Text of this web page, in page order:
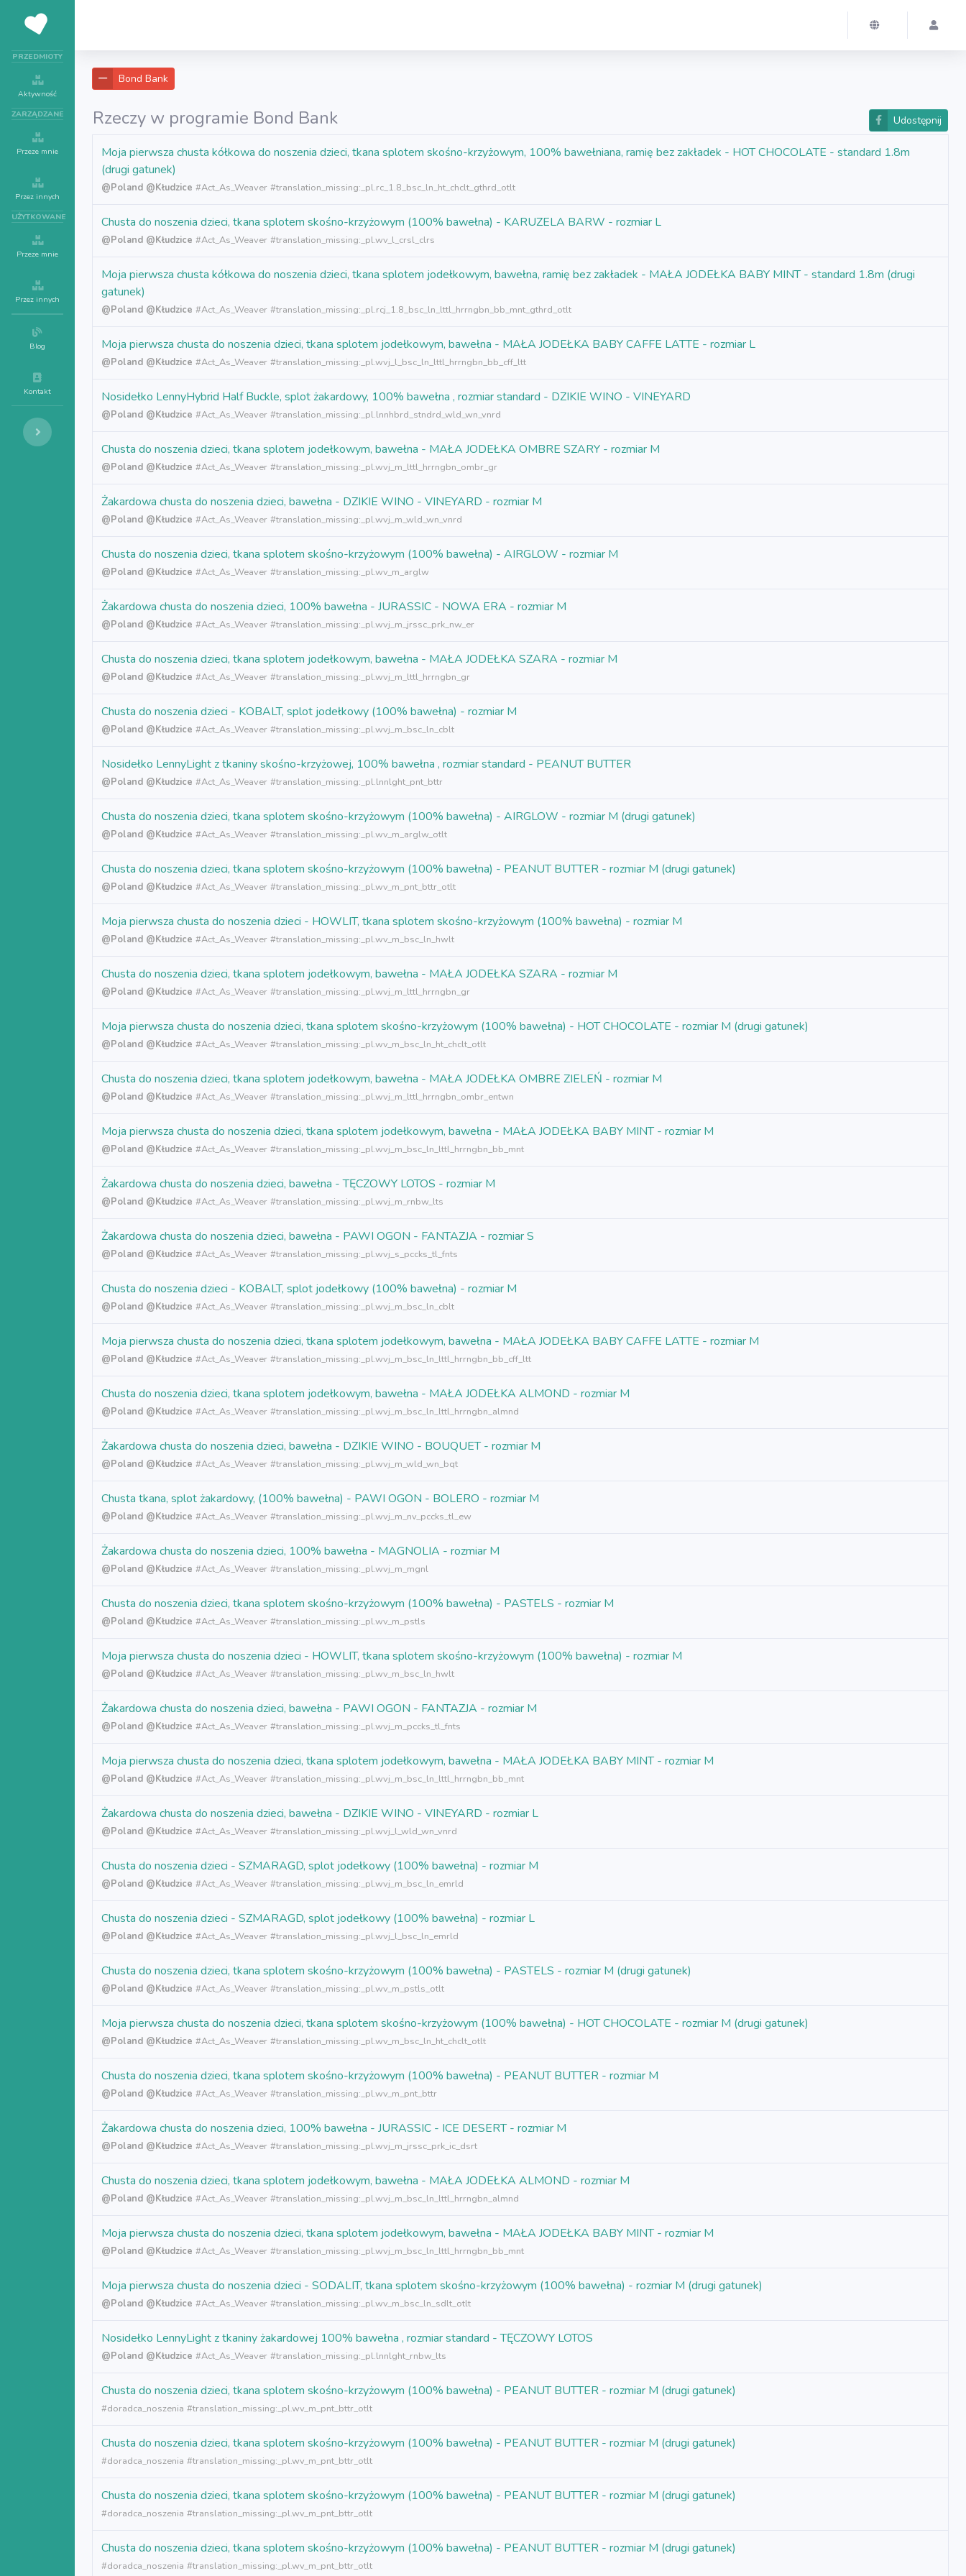
PRZEDMIOTY
Aktywność
ZARZĄDZANE
Przeze mnie
Przez innych
UŻYTKOWANE
Przeze mnie
Przez innych
Blog
Kontakt
Bond Bank
Rzeczy w programie Bond Bank Udostępnij
Moja pierwsza chusta kółkowa do noszenia dzieci, tkana splotem skośno-krzyżowym, 100% bawełniana, ramię bez zakładek - HOT CHOCOLATE - standard 1.8m
(drugi gatunek)
@Poland @Kłudzice #Act_As_Weaver #translation_missing:_pl.rc_1.8_bsc_ln_ht_chclt_gthrd_otlt
Chusta do noszenia dzieci, tkana splotem skośno-krzyżowym (100% bawełna) - KARUZELA BARW - rozmiar L
@Poland @Kłudzice #Act_As_Weaver #translation_missing:_pl.wv_l_crsl_clrs
Moja pierwsza chusta kółkowa do noszenia dzieci, tkana splotem jodełkowym, bawełna, ramię bez zakładek - MAŁA JODEŁKA BABY MINT - standard 1.8m (drugi
gatunek)
@Poland @Kłudzice #Act_As_Weaver #translation_missing:_pl.rcj_1.8_bsc_ln_lttl_hrrngbn_bb_mnt_gthrd_otlt
Moja pierwsza chusta do noszenia dzieci, tkana splotem jodełkowym, bawełna - MAŁA JODEŁKA BABY CAFFE LATTE - rozmiar L
@Poland @Kłudzice #Act_As_Weaver #translation_missing:_pl.wvj_l_bsc_ln_lttl_hrrngbn_bb_cff_ltt
Nosidełko LennyHybrid Half Buckle, splot żakardowy, 100% bawełna , rozmiar standard - DZIKIE WINO - VINEYARD
@Poland @Kłudzice #Act_As_Weaver #translation_missing:_pl.lnnhbrd_stndrd_wld_wn_vnrd
Chusta do noszenia dzieci, tkana splotem jodełkowym, bawełna - MAŁA JODEŁKA OMBRE SZARY - rozmiar M
@Poland @Kłudzice #Act_As_Weaver #translation_missing:_pl.wvj_m_lttl_hrrngbn_ombr_gr
Żakardowa chusta do noszenia dzieci, bawełna - DZIKIE WINO - VINEYARD - rozmiar M
@Poland @Kłudzice #Act_As_Weaver #translation_missing:_pl.wvj_m_wld_wn_vnrd
Chusta do noszenia dzieci, tkana splotem skośno-krzyżowym (100% bawełna) - AIRGLOW - rozmiar M
@Poland @Kłudzice #Act_As_Weaver #translation_missing:_pl.wv_m_arglw
Żakardowa chusta do noszenia dzieci, 100% bawełna - JURASSIC - NOWA ERA - rozmiar M
@Poland @Kłudzice #Act_As_Weaver #translation_missing:_pl.wvj_m_jrssc_prk_nw_er
Chusta do noszenia dzieci, tkana splotem jodełkowym, bawełna - MAŁA JODEŁKA SZARA - rozmiar M
@Poland @Kłudzice #Act_As_Weaver #translation_missing:_pl.wvj_m_lttl_hrrngbn_gr
Chusta do noszenia dzieci - KOBALT, splot jodełkowy (100% bawełna) - rozmiar M
@Poland @Kłudzice #Act_As_Weaver #translation_missing:_pl.wvj_m_bsc_ln_cblt
Nosidełko LennyLight z tkaniny skośno-krzyżowej, 100% bawełna , rozmiar standard - PEANUT BUTTER
@Poland @Kłudzice #Act_As_Weaver #translation_missing:_pl.lnnlght_pnt_bttr
Chusta do noszenia dzieci, tkana splotem skośno-krzyżowym (100% bawełna) - AIRGLOW - rozmiar M (drugi gatunek)
@Poland @Kłudzice #Act_As_Weaver #translation_missing:_pl.wv_m_arglw_otlt
Chusta do noszenia dzieci, tkana splotem skośno-krzyżowym (100% bawełna) - PEANUT BUTTER - rozmiar M (drugi gatunek)
@Poland @Kłudzice #Act_As_Weaver #translation_missing:_pl.wv_m_pnt_bttr_otlt
Moja pierwsza chusta do noszenia dzieci - HOWLIT, tkana splotem skośno-krzyżowym (100% bawełna) - rozmiar M
@Poland @Kłudzice #Act_As_Weaver #translation_missing:_pl.wv_m_bsc_ln_hwlt
Chusta do noszenia dzieci, tkana splotem jodełkowym, bawełna - MAŁA JODEŁKA SZARA - rozmiar M
@Poland @Kłudzice #Act_As_Weaver #translation_missing:_pl.wvj_m_lttl_hrrngbn_gr
Moja pierwsza chusta do noszenia dzieci, tkana splotem skośno-krzyżowym (100% bawełna) - HOT CHOCOLATE - rozmiar M (drugi gatunek)
@Poland @Kłudzice #Act_As_Weaver #translation_missing:_pl.wv_m_bsc_ln_ht_chclt_otlt
Chusta do noszenia dzieci, tkana splotem jodełkowym, bawełna - MAŁA JODEŁKA OMBRE ZIELEŃ - rozmiar M
@Poland @Kłudzice #Act_As_Weaver #translation_missing:_pl.wvj_m_lttl_hrrngbn_ombr_entwn
Moja pierwsza chusta do noszenia dzieci, tkana splotem jodełkowym, bawełna - MAŁA JODEŁKA BABY MINT - rozmiar M
@Poland @Kłudzice #Act_As_Weaver #translation_missing:_pl.wvj_m_bsc_ln_lttl_hrrngbn_bb_mnt
Żakardowa chusta do noszenia dzieci, bawełna - TĘCZOWY LOTOS - rozmiar M
@Poland @Kłudzice #Act_As_Weaver #translation_missing:_pl.wvj_m_rnbw_lts
Żakardowa chusta do noszenia dzieci, bawełna - PAWI OGON - FANTAZJA - rozmiar S
@Poland @Kłudzice #Act_As_Weaver #translation_missing:_pl.wvj_s_pccks_tl_fnts
Chusta do noszenia dzieci - KOBALT, splot jodełkowy (100% bawełna) - rozmiar M
@Poland @Kłudzice #Act_As_Weaver #translation_missing:_pl.wvj_m_bsc_ln_cblt
Moja pierwsza chusta do noszenia dzieci, tkana splotem jodełkowym, bawełna - MAŁA JODEŁKA BABY CAFFE LATTE - rozmiar M
@Poland @Kłudzice #Act_As_Weaver #translation_missing:_pl.wvj_m_bsc_ln_lttl_hrrngbn_bb_cff_ltt
Chusta do noszenia dzieci, tkana splotem jodełkowym, bawełna - MAŁA JODEŁKA ALMOND - rozmiar M
@Poland @Kłudzice #Act_As_Weaver #translation_missing:_pl.wvj_m_bsc_ln_lttl_hrrngbn_almnd
Żakardowa chusta do noszenia dzieci, bawełna - DZIKIE WINO - BOUQUET - rozmiar M
@Poland @Kłudzice #Act_As_Weaver #translation_missing:_pl.wvj_m_wld_wn_bqt
Chusta tkana, splot żakardowy, (100% bawełna) - PAWI OGON - BOLERO - rozmiar M
@Poland @Kłudzice #Act_As_Weaver #translation_missing:_pl.wvj_m_nv_pccks_tl_ew
Żakardowa chusta do noszenia dzieci, 100% bawełna - MAGNOLIA - rozmiar M
@Poland @Kłudzice #Act_As_Weaver #translation_missing:_pl.wvj_m_mgnl
Chusta do noszenia dzieci, tkana splotem skośno-krzyżowym (100% bawełna) - PASTELS - rozmiar M
@Poland @Kłudzice #Act_As_Weaver #translation_missing:_pl.wv_m_pstls
Moja pierwsza chusta do noszenia dzieci - HOWLIT, tkana splotem skośno-krzyżowym (100% bawełna) - rozmiar M
@Poland @Kłudzice #Act_As_Weaver #translation_missing:_pl.wv_m_bsc_ln_hwlt
Żakardowa chusta do noszenia dzieci, bawełna - PAWI OGON - FANTAZJA - rozmiar M
@Poland @Kłudzice #Act_As_Weaver #translation_missing:_pl.wvj_m_pccks_tl_fnts
Moja pierwsza chusta do noszenia dzieci, tkana splotem jodełkowym, bawełna - MAŁA JODEŁKA BABY MINT - rozmiar M
@Poland @Kłudzice #Act_As_Weaver #translation_missing:_pl.wvj_m_bsc_ln_lttl_hrrngbn_bb_mnt
Żakardowa chusta do noszenia dzieci, bawełna - DZIKIE WINO - VINEYARD - rozmiar L
@Poland @Kłudzice #Act_As_Weaver #translation_missing:_pl.wvj_l_wld_wn_vnrd
Chusta do noszenia dzieci - SZMARAGD, splot jodełkowy (100% bawełna) - rozmiar M
@Poland @Kłudzice #Act_As_Weaver #translation_missing:_pl.wvj_m_bsc_ln_emrld
Chusta do noszenia dzieci - SZMARAGD, splot jodełkowy (100% bawełna) - rozmiar L
@Poland @Kłudzice #Act_As_Weaver #translation_missing:_pl.wvj_l_bsc_ln_emrld
Chusta do noszenia dzieci, tkana splotem skośno-krzyżowym (100% bawełna) - PASTELS - rozmiar M (drugi gatunek)
@Poland @Kłudzice #Act_As_Weaver #translation_missing:_pl.wv_m_pstls_otlt
Moja pierwsza chusta do noszenia dzieci, tkana splotem skośno-krzyżowym (100% bawełna) - HOT CHOCOLATE - rozmiar M (drugi gatunek)
@Poland @Kłudzice #Act_As_Weaver #translation_missing:_pl.wv_m_bsc_ln_ht_chclt_otlt
Chusta do noszenia dzieci, tkana splotem skośno-krzyżowym (100% bawełna) - PEANUT BUTTER - rozmiar M
@Poland @Kłudzice #Act_As_Weaver #translation_missing:_pl.wv_m_pnt_bttr
Żakardowa chusta do noszenia dzieci, 100% bawełna - JURASSIC - ICE DESERT - rozmiar M
@Poland @Kłudzice #Act_As_Weaver #translation_missing:_pl.wvj_m_jrssc_prk_ic_dsrt
Chusta do noszenia dzieci, tkana splotem jodełkowym, bawełna - MAŁA JODEŁKA ALMOND - rozmiar M
@Poland @Kłudzice #Act_As_Weaver #translation_missing:_pl.wvj_m_bsc_ln_lttl_hrrngbn_almnd
Moja pierwsza chusta do noszenia dzieci, tkana splotem jodełkowym, bawełna - MAŁA JODEŁKA BABY MINT - rozmiar M
@Poland @Kłudzice #Act_As_Weaver #translation_missing:_pl.wvj_m_bsc_ln_lttl_hrrngbn_bb_mnt
Moja pierwsza chusta do noszenia dzieci - SODALIT, tkana splotem skośno-krzyżowym (100% bawełna) - rozmiar M (drugi gatunek)
@Poland @Kłudzice #Act_As_Weaver #translation_missing:_pl.wv_m_bsc_ln_sdlt_otlt
Nosidełko LennyLight z tkaniny żakardowej 100% bawełna , rozmiar standard - TĘCZOWY LOTOS
@Poland @Kłudzice #Act_As_Weaver #translation_missing:_pl.lnnlght_rnbw_lts
Chusta do noszenia dzieci, tkana splotem skośno-krzyżowym (100% bawełna) - PEANUT BUTTER - rozmiar M (drugi gatunek)
#doradca_noszenia #translation_missing:_pl.wv_m_pnt_bttr_otlt
Chusta do noszenia dzieci, tkana splotem skośno-krzyżowym (100% bawełna) - PEANUT BUTTER - rozmiar M (drugi gatunek)
#doradca_noszenia #translation_missing:_pl.wv_m_pnt_bttr_otlt
Chusta do noszenia dzieci, tkana splotem skośno-krzyżowym (100% bawełna) - PEANUT BUTTER - rozmiar M (drugi gatunek)
#doradca_noszenia #translation_missing:_pl.wv_m_pnt_bttr_otlt
Chusta do noszenia dzieci, tkana splotem skośno-krzyżowym (100% bawełna) - PEANUT BUTTER - rozmiar M (drugi gatunek)
#doradca_noszenia #translation_missing:_pl.wv_m_pnt_bttr_otlt